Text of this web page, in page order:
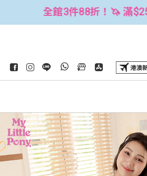
$300 (可累折）